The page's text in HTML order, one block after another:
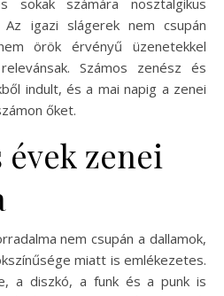
sokak számára nosztalgikus
igazi slágerek nem csupán
örök érvényű üzenetekkel
Számos zenész és
indult, és a mai napig a zenei
őket.
zenei
nem csupán a dallamok,
miatt is emlékezetes.
a diszkó, a funk és a punk is